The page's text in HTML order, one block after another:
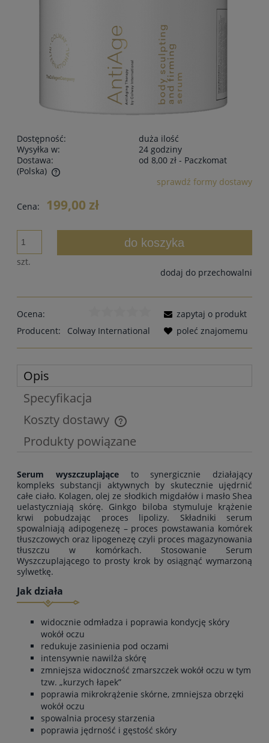
Dostępność:
duża ilość
Wysyłka w:
24 godziny
Dostawa:
od 8,00 zł - Paczkomat
(Polska)
Cena nie zawiera ewentualnych kosztów płatności
sprawdź formy dostawy
Cena: 199,00 zł
szt.
do koszyka
dodaj do przechowalni
Ocena:
Producent:
Colway International
zapytaj o produkt
poleć znajomemu
Opis
Specyfikacja
Koszty dostawy
Cena nie zawiera ewentualnych kosztów płatności
Produkty powiązane
Serum wyszczuplająceto synergicznie działający
kompleks substancji aktywnych by skutecznie ujędrnić
całe ciało. Kolagen, olej ze słodkich migdałów i masło Shea
uelastyczniają skórę. Ginkgo biloba stymuluje krążenie
krwi pobudzając proces lipolizy. Składniki serum
spowalniają adipogenezę – proces powstawania komórek
tłuszczowych oraz lipogenezę czyli proces magazynowania
tłuszczu w komórkach. Stosowanie Serum
Wyszczuplającego to prosty krok by osiągnąć wymarzoną
sylwetkę.
Jak działa
widocznie odmładza i poprawia kondycję skóry
wokół oczu
redukuje zasinienia pod oczami
intensywnie nawilża skórę
zmniejsza widoczność zmarszczek wokół oczu w tym
tzw. „kurzych łapek”
poprawia mikrokrążenie skórne, zmniejsza obrzęki
wokół oczu
spowalnia procesy starzenia
poprawia jędrność i gęstość skóry